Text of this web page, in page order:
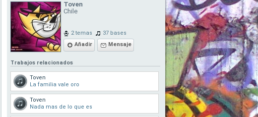
Toven
Chile
2 temas
37 bases
Añadir
Mensaje
Trabajos relacionados
Toven
La familia vale oro
Toven
Nada mas de lo que es